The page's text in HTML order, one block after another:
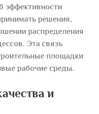
эффективности
решения,
распределения
Эта связь
площадки
рабочие среды.
и